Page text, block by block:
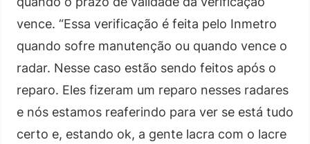
vence. “Essa verificação é feita pelo Inmetro
quando sofre manutenção ou quando vence o
radar. Nesse caso estão sendo feitos após o
reparo. Eles fizeram um reparo nesses radares
e nós estamos reaferindo para ver se está tudo
certo e, estando ok, a gente lacra com o lacre